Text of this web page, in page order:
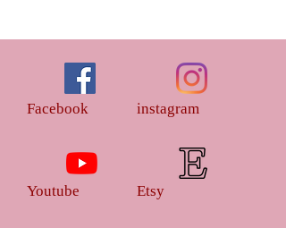
Facebook
Youtube
instagram
Etsy